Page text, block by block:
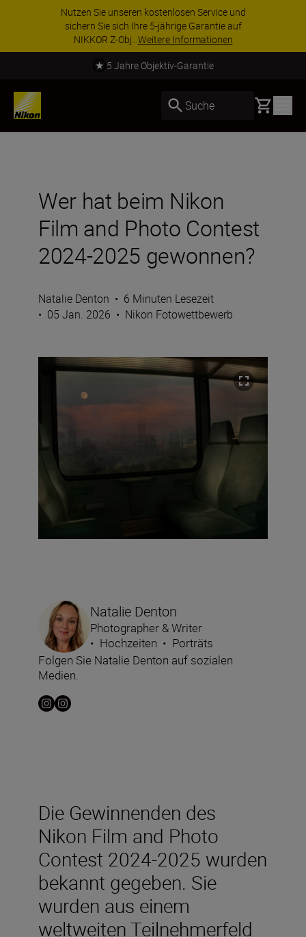
ZUBEHÖR IM ANGEBOT | Sparen Sie 15 % auf
ausgewähltes Zubehör und vervollständigen Sie
Ihre Ausrüstu...Jetzt einkaufen
Kostenloser Versand
Suche Basket
Wer hat beim Nikon
Film and Photo Contest
2024-2025 gewonnen?
Natalie Denton • 6 Minuten Lesezeit
• 05 Jan. 2026 • Nikon Fotowettbewerb
Die Gewinnenden des
Nikon Film and Photo
Contest 2024-2025 wurden
bekannt gegeben. Sie
wurden aus einem
weltweiten Teilnehmerfeld
Natalie Denton
Photographer & Writer
• Hochzeiten • Porträts
Folgen Sie Natalie Denton auf sozialen
Medien.